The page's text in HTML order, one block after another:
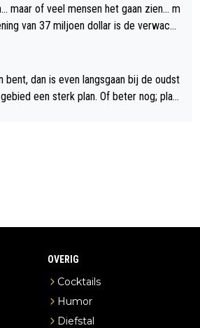
maar of veel mensen het gaan zien... m
van 37 miljoen dollar is de verwacht
dan is even langsgaan bij de oudst
sterk plan. Of beter nog; plan
OVERIG
Cocktails
Humor
Diefstal